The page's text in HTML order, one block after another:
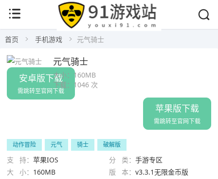
首页 手机游戏 元气骑士
苹果版下载
需跳转至官网下载
安卓版下载
需跳转至官网下载
大小：
160MB
下载：
1046 次
元气骑士
动作冒险 元气 骑士 破解版
支 持： 苹果IOS 分 类： 手游专区
大 小： 160MB 版 本： v3.3.1无限金币版